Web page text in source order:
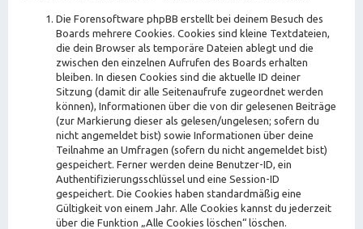
Die Forensoftware phpBB erstellt bei deinem Besuch des
Boards mehrere Cookies. Cookies sind kleine Textdateien,
die dein Browser als temporäre Dateien ablegt und die
zwischen den einzelnen Aufrufen des Boards erhalten
bleiben. In diesen Cookies sind die aktuelle ID deiner
Sitzung (damit dir alle Seitenaufrufe zugeordnet werden
können), Informationen über die von dir gelesenen Beiträge
(zur Markierung dieser als gelesen/ungelesen; sofern du
nicht angemeldet bist) sowie Informationen über deine
Teilnahme an Umfragen (sofern du nicht angemeldet bist)
gespeichert. Ferner werden deine Benutzer-ID, ein
Authentifizierungsschlüssel und eine Session-ID
gespeichert. Die Cookies haben standardmäßig eine
Gültigkeit von einem Jahr. Alle Cookies kannst du jederzeit
über die Funktion „Alle Cookies löschen“ löschen.